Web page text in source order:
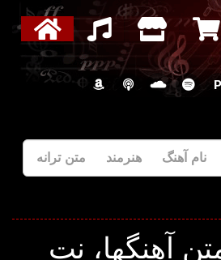
آهنگ هنرمند متن ترانه
آهنگها، نت